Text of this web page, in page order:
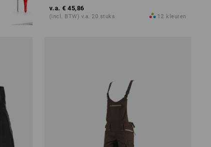
v.a. € 45,86
(incl. BTW) v.a. 20 stuks 12 kleuren